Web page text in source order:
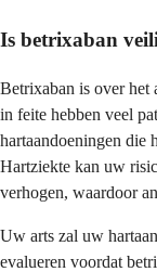
Is betrixaban
Betrixaban is over het
in feite hebben veel
hartaandoeningen die
Hartziekte kan uw
verhogen, waardoor
Uw arts zal uw
evalueren voordat